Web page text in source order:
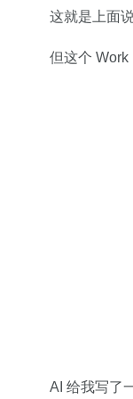
这就是上面
但这个 Work
AI 给我写了